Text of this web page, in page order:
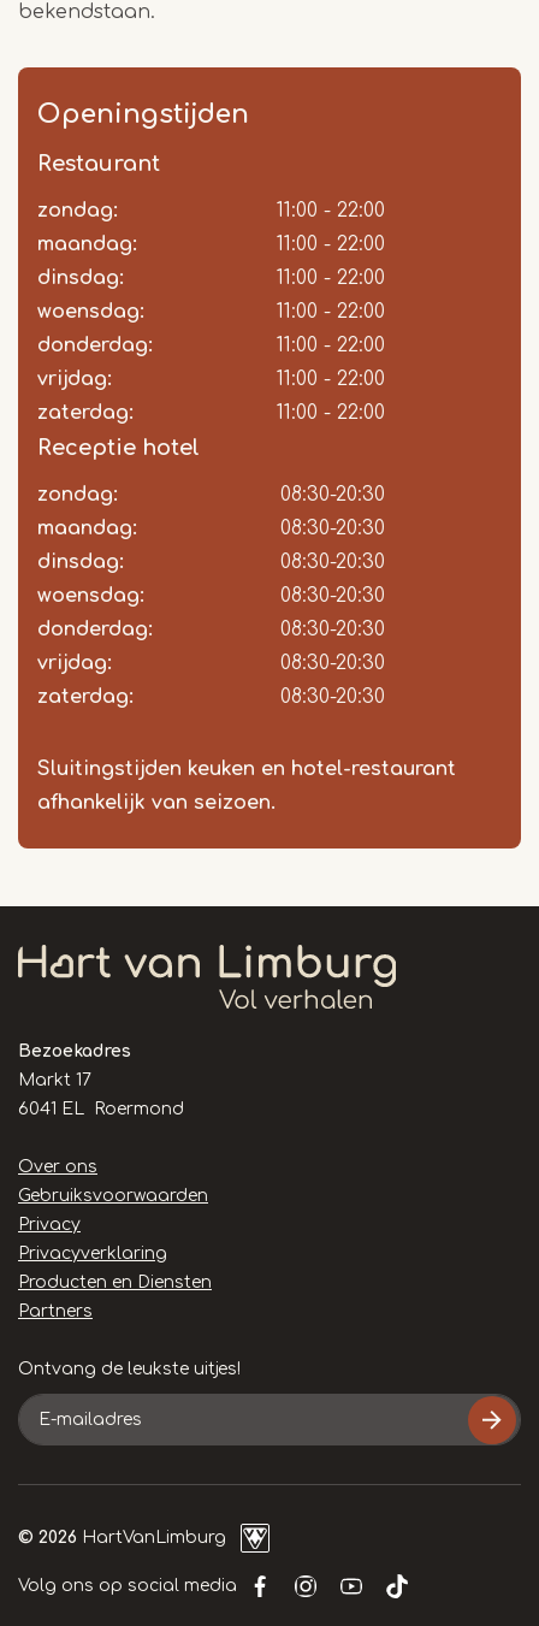
bekendstaan.
Openingstijden
Restaurant
Dag
Time
slot
Reactie
zondag:
11:00 - 22:00
maandag:
11:00 - 22:00
dinsdag:
11:00 - 22:00
woensdag:
11:00 - 22:00
donderdag:
11:00 - 22:00
vrijdag:
11:00 - 22:00
zaterdag:
11:00 - 22:00
Receptie hotel
Dag
Time
slot
Reactie
zondag:
08:30-20:30
maandag:
08:30-20:30
dinsdag:
08:30-20:30
woensdag:
08:30-20:30
donderdag:
08:30-20:30
vrijdag:
08:30-20:30
zaterdag:
08:30-20:30
Sluitingstijden keuken en hotel-restaurant
afhankelijk van seizoen.
Bezoekadres
Markt 17
6041 EL Roermond
Handige
links
Over ons
Gebruiksvoorwaarden
Privacy
Privacyverklaring
Producten en Diensten
Partners
Ontvang de leukste uitjes!
E-
mailadres
© 2026 HartVanLimburg
Volg ons op social media